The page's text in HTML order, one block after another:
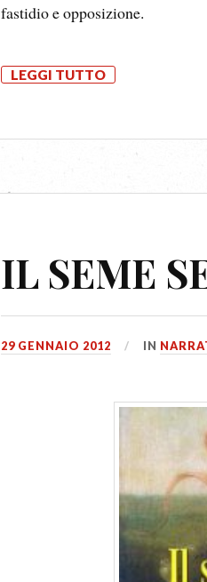
fastidio e opposizione.
LEGGI TUTTO
IL SEME
29 GENNAIO 2012 IN